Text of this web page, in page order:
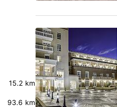
15.2 km
93.6 km